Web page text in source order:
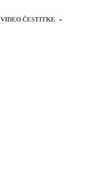
VIDEO ČESTITKE